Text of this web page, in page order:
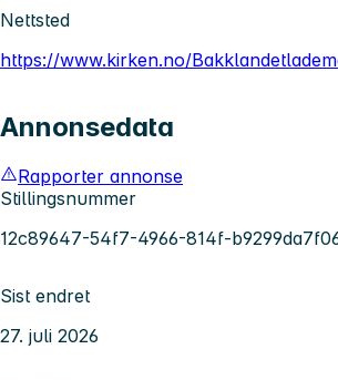
Nettsted
https://www.kirken.no/
Annonsedata
Rapporter annonse
Stillingsnummer
12c89647-54f7-4966-814f-
Sist endret
27. juli 2026